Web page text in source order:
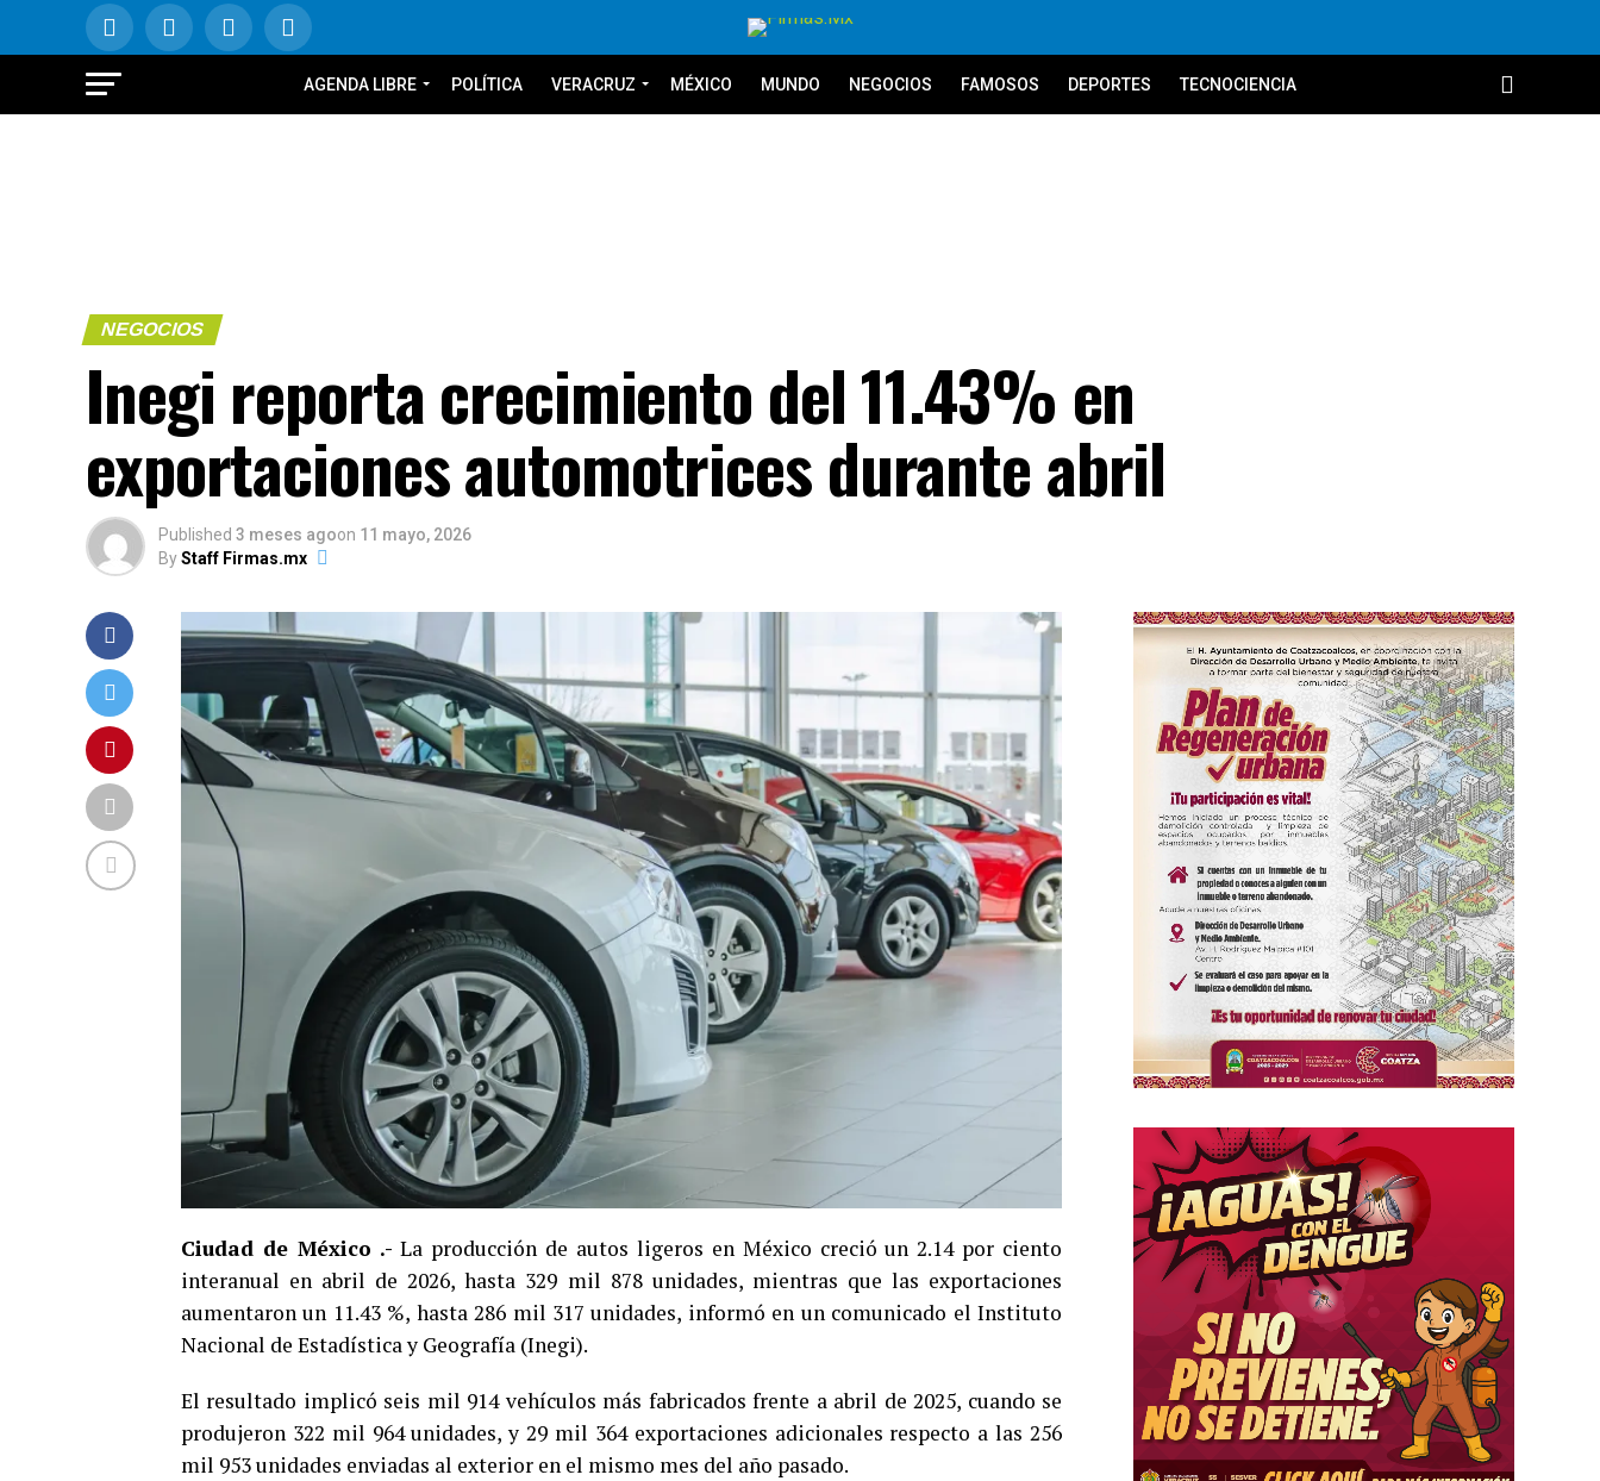
AGENDA LIBRE POLÍTICA VERACRUZ MÉXICO MUNDO NEGOCIOS FAMOSOS DEPORTES TECNOCIENCIA
NEGOCIOS
Inegi reporta crecimiento del 11.43% en
exportaciones automotrices durante abril
Published 3 meses agoon 11 mayo, 2026
ByStaff Firmas.mx
Ciudad de México .- La producción de autos ligeros en México creció un 2.14 por ciento
interanual en abril de 2026, hasta 329 mil 878 unidades, mientras que las exportaciones
aumentaron un 11.43 %, hasta 286 mil 317 unidades, informó en un comunicado el Instituto
Nacional de Estadística y Geografía (Inegi).
El resultado implicó seis mil 914 vehículos más fabricados frente a abril de 2025, cuando se
produjeron 322 mil 964 unidades, y 29 mil 364 exportaciones adicionales respecto a las 256
mil 953 unidades enviadas al exterior en el mismo mes del año pasado.